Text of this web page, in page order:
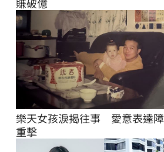
賺破億
樂天女孩淚揭往事　愛意表達
重擊